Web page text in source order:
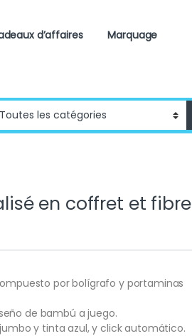
d’affaires Marquage
en coffret et fibre
por bolígrafo y portaminas
de bambú a juego.
y tinta azul, y click automático.